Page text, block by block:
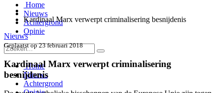
Home
Nieuws
Achtergrond
Opinie
Home
Nieuws
Achtergrond
Kardinaal Marx verwerpt criminalisering besnijdenis
Nieuws
Geplaatst op 23 februari 2018
Kardinaal Marx verwerpt criminalisering
besnijdenis